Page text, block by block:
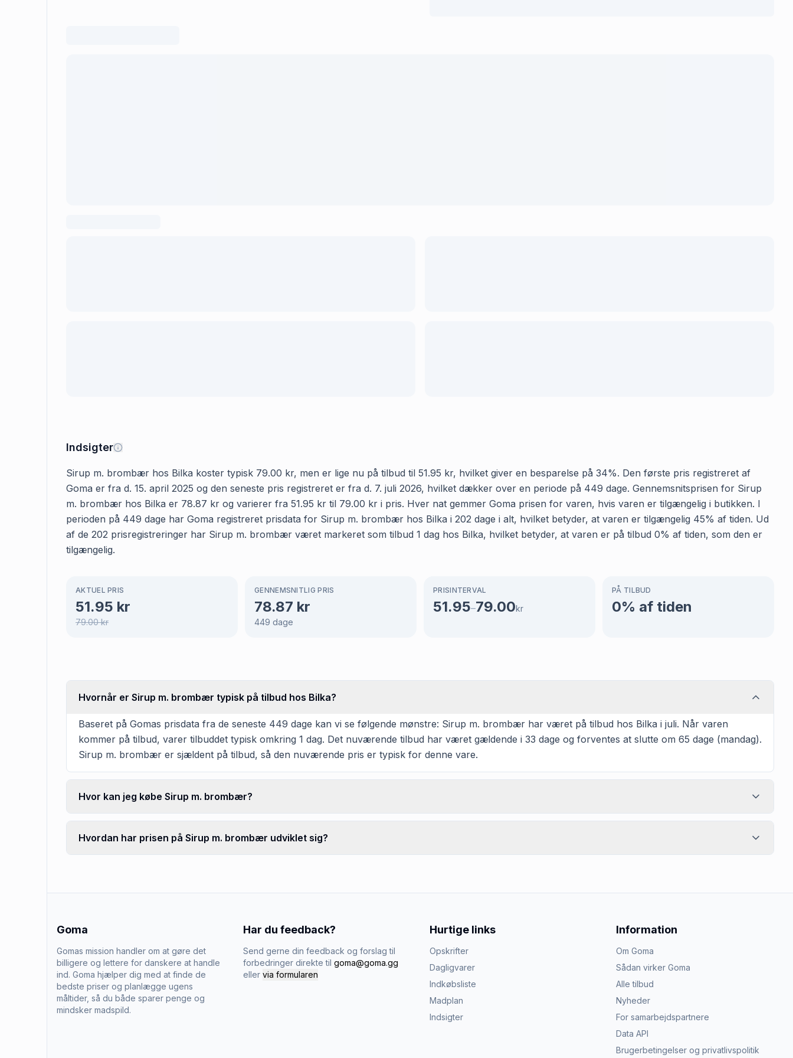
Indsigter
Sirup m. brombær hos Bilka koster typisk 79.00 kr, men er lige nu på tilbud til 51.95 kr, hvilket giver en besparelse på 34%. Den første pris registreret af
Goma er fra d. 15. april 2025 og den seneste pris registreret er fra d. 7. juli 2026, hvilket dækker over en periode på 449 dage. Gennemsnitsprisen for Sirup
m. brombær hos Bilka er 78.87 kr og varierer fra 51.95 kr til 79.00 kr i pris. Hver nat gemmer Goma prisen for varen, hvis varen er tilgængelig i butikken. I
perioden på 449 dage har Goma registreret prisdata for Sirup m. brombær hos Bilka i 202 dage i alt, hvilket betyder, at varen er tilgængelig 45% af tiden. Ud
af de 202 prisregistreringer har Sirup m. brombær været markeret som tilbud 1 dag hos Bilka, hvilket betyder, at varen er på tilbud 0% af tiden, som den er
tilgængelig.
AKTUEL PRIS
51.95 kr
79.00kr
GENNEMSNITLIG PRIS
78.87 kr
449 dage
PRISINTERVAL
51.95–79.00kr
PÅ TILBUD
0% af tiden
Hvornår er Sirup m. brombær typisk på tilbud hos Bilka?
Baseret på Gomas prisdata fra de seneste 449 dage kan vi se følgende mønstre: Sirup m. brombær har været på tilbud hos Bilka i juli. Når varen
kommer på tilbud, varer tilbuddet typisk omkring 1 dag. Det nuværende tilbud har været gældende i 33 dage og forventes at slutte om 65 dage (mandag).
Sirup m. brombær er sjældent på tilbud, så den nuværende pris er typisk for denne vare.
Hvor kan jeg købe Sirup m. brombær?
Hvordan har prisen på Sirup m. brombær udviklet sig?
Goma
Gomas mission handler om at gøre det
billigere og lettere for danskere at handle
ind. Goma hjælper dig med at finde de
bedste priser og planlægge ugens
måltider, så du både sparer penge og
mindsker madspild.
Har du feedback?
Send gerne din feedback og forslag til
forbedringer direkte til goma@goma.gg
eller via formularen
Hurtige links
Opskrifter
Dagligvarer
Indkøbsliste
Madplan
Indsigter
Information
Om Goma
Sådan virker Goma
Alle tilbud
Nyheder
For samarbejdspartnere
Data API
Brugerbetingelser og privatlivspolitik